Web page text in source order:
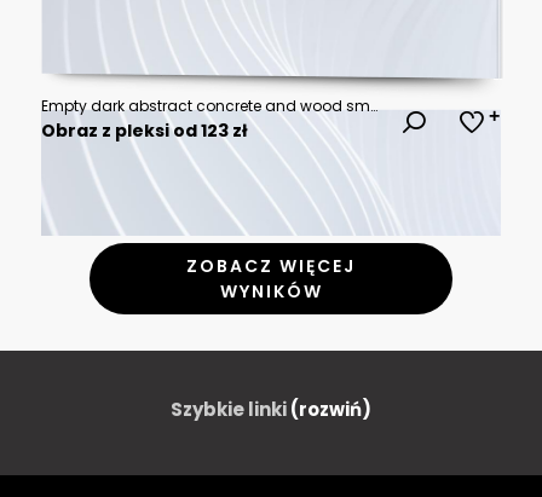
Empty dark abstract concrete and wood smooth interior. Architectural background. 3D illustration and rendering
Obraz z pleksi od 123 zł
ZOBACZ WIĘCEJ
WYNIKÓW
Szybkie linki(rozwiń)